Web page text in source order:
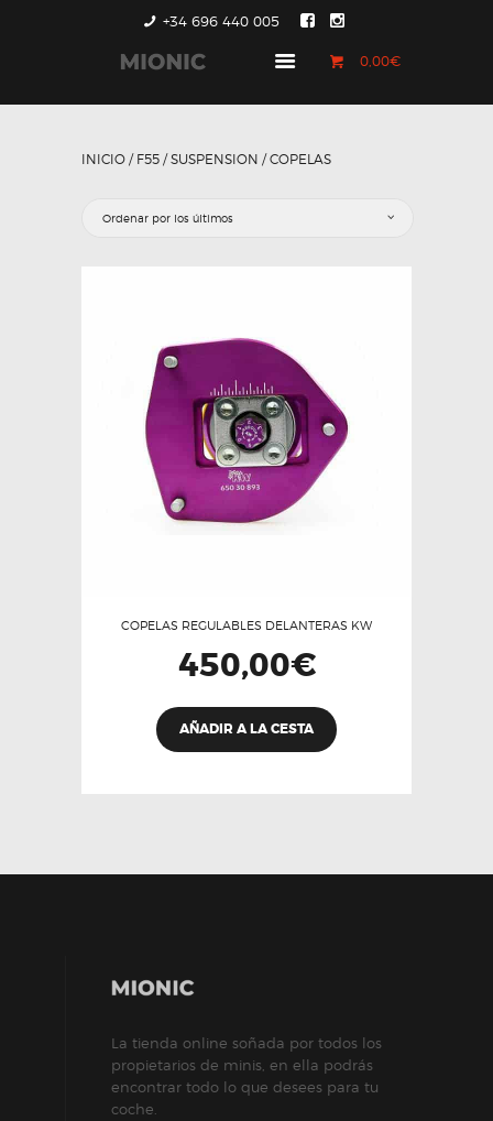
+34 696 440 005
0,00€
GENERACIÓN 1
COUNTRYMAN &
INICIO / F55 /SUSPENSION / COPELAS
COPELAS REGULABLES DELANTERAS KW
450,00€
AÑADIR A LA CESTA
La tienda online soñada por todos los
propietarios de minis, en ella podrás
encontrar todo lo que desees para tu
coche.